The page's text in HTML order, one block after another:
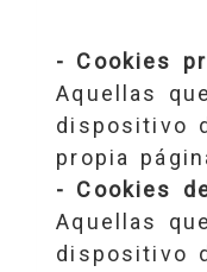
- Cookies
Aquellas
dispositivo
propia
- Cookies
Aquellas
dispositivo